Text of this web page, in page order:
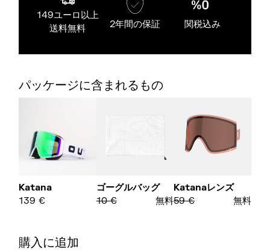
149ユーロ以上
送料無料
2年間の保証 関税込み
パッケージに含まれるもの
Katana
139 €
ゴーグルバッグ
10€ 無料
Katanaレンズ
59€ 無料
購入に追加